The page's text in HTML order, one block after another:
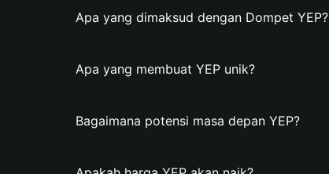
Apa yang dimaksud dengan Dompet YEP?
Apa yang membuat YEP unik?
Bagaimana potensi masa depan YEP?